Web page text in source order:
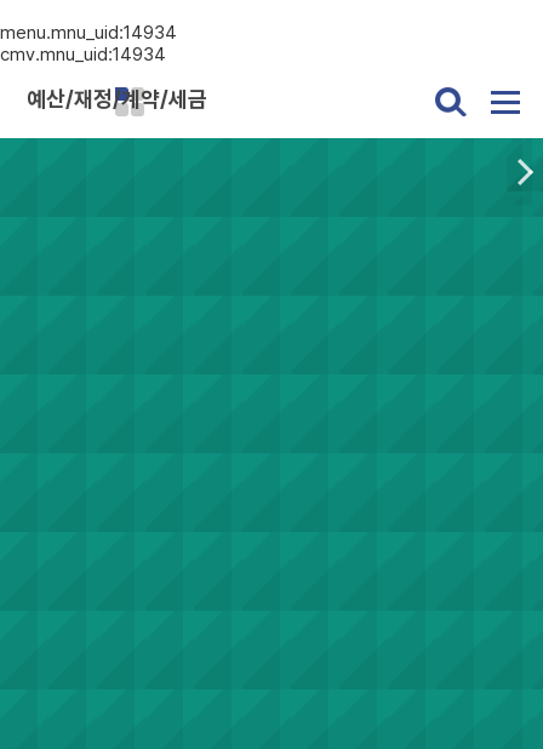
menu.mnu_uid:14934
cmv.mnu_uid:14934
예산/재정/계약/세금